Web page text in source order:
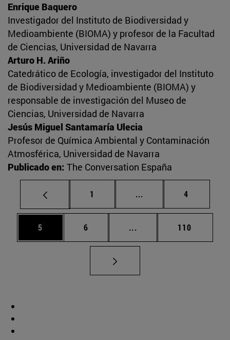
Enrique Baquero
Investigador del Instituto de Biodiversidad y
Medioambiente (BIOMA) y profesor de la Facultad
de Ciencias, Universidad de Navarra
Arturo H. Ariño
Catedrático de Ecología, investigador del Instituto
de Biodiversidad y Medioambiente (BIOMA) y
responsable de investigación del Museo de
Ciencias, Universidad de Navarra
Jesús Miguel Santamaría Ulecia
Profesor de Química Ambiental y Contaminación
Atmosférica, Universidad de Navarra
Publicado en: The Conversation España
Página
1 ... Páginas intermedias
Página
4
Página
5 Página
6 ... Páginas intermedias
Página
110